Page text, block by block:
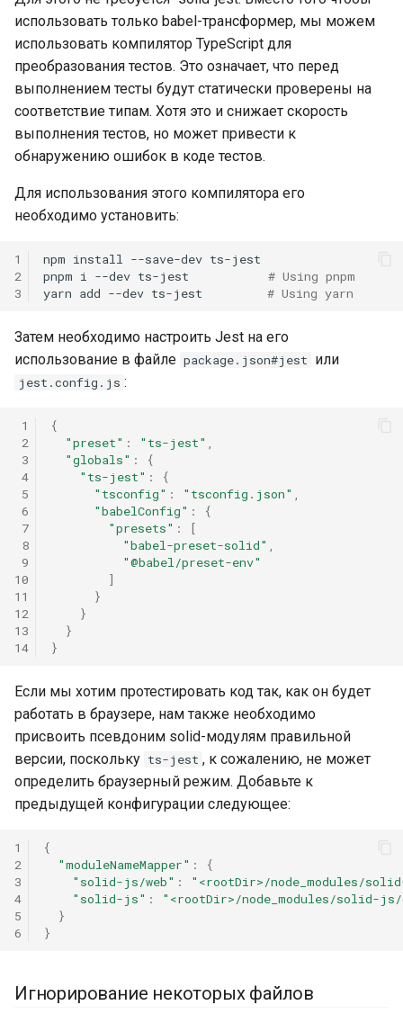
использовать только babel-трансформер, мы можем
использовать компилятор TypeScript для
преобразования тестов. Это означает, что перед
выполнением тесты будут статически проверены на
соответствие типам. Хотя это и снижает скорость
выполнения тестов, но может привести к
обнаружению ошибок в коде тестов.
Для использования этого компилятора его
необходимо установить:
1
2
3
npm install --save-dev ts-jest
pnpm i --dev ts-jest
# Using pnpm
yarn add --dev ts-jest # Using yarn
Затем необходимо настроить Jest на его
использование в файле package.json#jest или
jest.config.js :
1
2
3
4
5
6
7
8
9
10
11
12
13
14
{
"preset" : "ts-jest" ,
"globals" :
{
"ts-jest" :
{
"tsconfig" : "tsconfig.json" ,
"babelConfig" :
{
"presets" :
[
"babel-preset-solid" ,
"@babel/preset-env"
]
}
}
}
}
Если мы хотим протестировать код так, как он будет
работать в браузере, нам также необходимо
присвоить псевдоним solid-модулям правильной
версии, поскольку ts-jest , к сожалению, не может
определить браузерный режим. Добавьте к
предыдущей конфигурации следующее:
1
2
3
4
5
6
{
"moduleNameMapper" :
{
"solid-js/web" :
"<rootDir>/node_modules/
"solid-js" :
"<rootDir>/node_modules/
}
}
Игнорирование некоторых файлов